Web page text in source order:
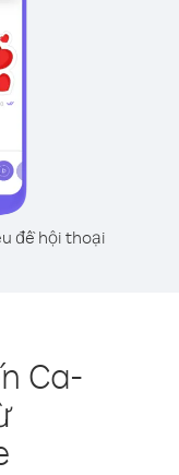
đề hội thoại
Ca-